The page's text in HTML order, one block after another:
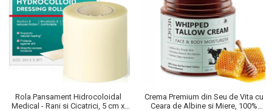
Rola Pansament Hidrocoloidal
Medical - Rani si Cicatrici, 5 cm x
Crema Premium din Seu de Vita cu
Ceara de Albine si Miere, 100%